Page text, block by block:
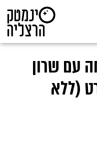
עם שרון
(ללא